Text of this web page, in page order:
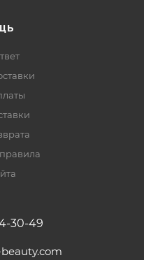
30-49